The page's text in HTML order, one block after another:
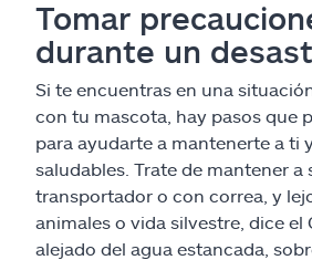
Tomar
durante un
Si te encuentras en una
con tu mascota, hay pasos que
para ayudarte a mantenerte a ti
saludables. Trate de mantener a
transportador o con correa, y
animales o vida silvestre, dice el
alejado del agua estancada,